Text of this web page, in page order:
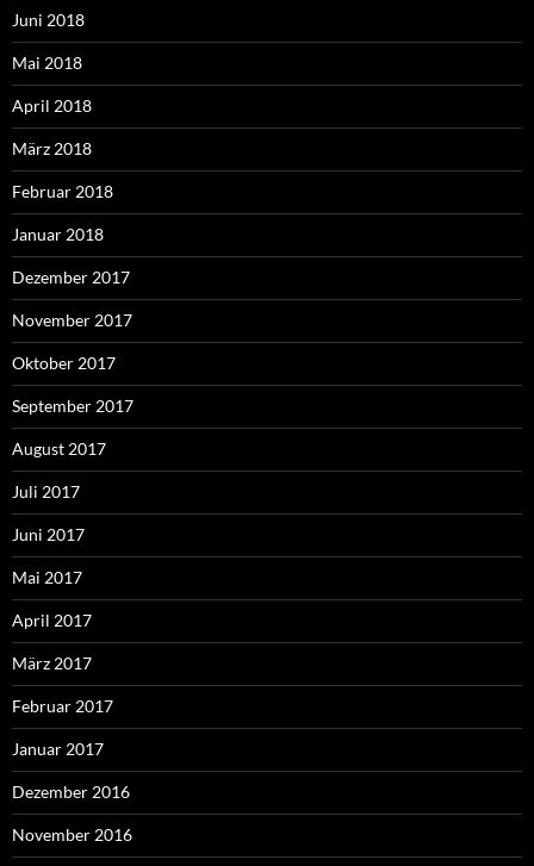
Juni 2018
Mai 2018
April 2018
März 2018
Februar 2018
Januar 2018
Dezember 2017
November 2017
Oktober 2017
September 2017
August 2017
Juli 2017
Juni 2017
Mai 2017
April 2017
März 2017
Februar 2017
Januar 2017
Dezember 2016
November 2016